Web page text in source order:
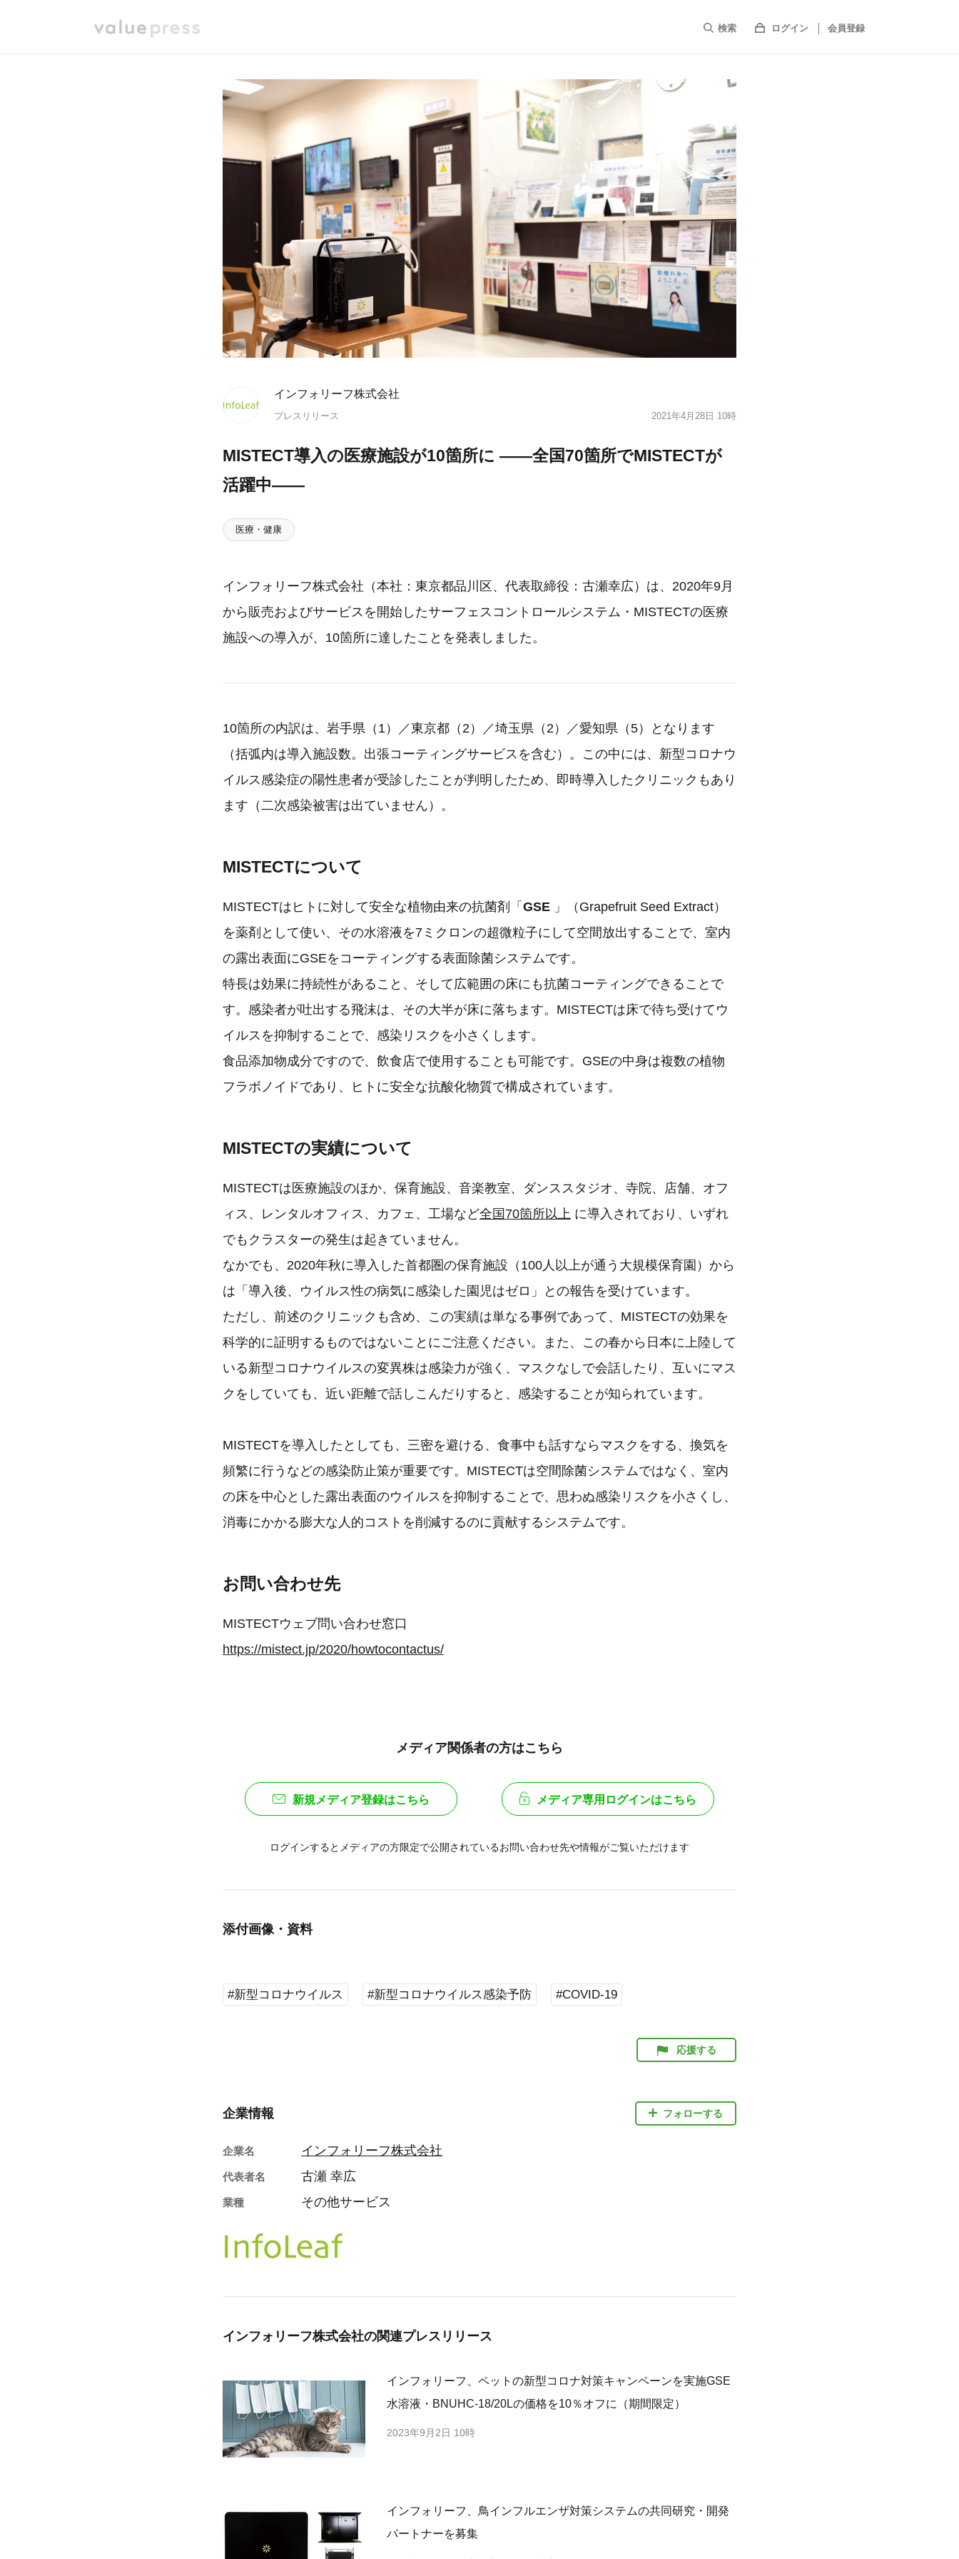
検索 ログイン 会員登録
インフォリーフ株式会社
プレスリリース 2021年4月28日 10時
MISTECT導入の医療施設が10箇所に ――全国70箇所でMISTECTが
活躍中――
医療・健康
インフォリーフ株式会社（本社：東京都品川区、代表取締役：古瀬幸広）は、2020年9月
から販売およびサービスを開始したサーフェスコントロールシステム・MISTECTの医療
施設への導入が、10箇所に達したことを発表しました。
10箇所の内訳は、岩手県（1）／東京都（2）／埼玉県（2）／愛知県（5）となります
（括弧内は導入施設数。出張コーティングサービスを含む）。この中には、新型コロナウ
イルス感染症の陽性患者が受診したことが判明したため、即時導入したクリニックもあり
ます（二次感染被害は出ていません）。
MISTECTについて
MISTECTはヒトに対して安全な植物由来の抗菌剤「 GSE 」（Grapefruit Seed Extract）
を薬剤として使い、その水溶液を7ミクロンの超微粒子にして空間放出することで、室内
の露出表面にGSEをコーティングする表面除菌システムです。
特長は効果に持続性があること、そして広範囲の床にも抗菌コーティングできることで
す。感染者が吐出する飛沫は、その大半が床に落ちます。MISTECTは床で待ち受けてウ
イルスを抑制することで、感染リスクを小さくします。
食品添加物成分ですので、飲食店で使用することも可能です。GSEの中身は複数の植物
フラボノイドであり、ヒトに安全な抗酸化物質で構成されています。
MISTECTの実績について
MISTECTは医療施設のほか、保育施設、音楽教室、ダンススタジオ、寺院、店舗、オフ
ィス、レンタルオフィス、カフェ、工場など全国70箇所以上 に導入されており、いずれ
でもクラスターの発生は起きていません。
なかでも、2020年秋に導入した首都圏の保育施設（100人以上が通う大規模保育園）から
は「導入後、ウイルス性の病気に感染した園児はゼロ」との報告を受けています。
ただし、前述のクリニックも含め、この実績は単なる事例であって、MISTECTの効果を
科学的に証明するものではないことにご注意ください。また、この春から日本に上陸して
いる新型コロナウイルスの変異株は感染力が強く、マスクなしで会話したり、互いにマス
クをしていても、近い距離で話しこんだりすると、感染することが知られています。
MISTECTを導入したとしても、三密を避ける、食事中も話すならマスクをする、換気を
頻繁に行うなどの感染防止策が重要です。MISTECTは空間除菌システムではなく、室内
の床を中心とした露出表面のウイルスを抑制することで、思わぬ感染リスクを小さくし、
消毒にかかる膨大な人的コストを削減するのに貢献するシステムです。
お問い合わせ先
MISTECTウェブ問い合わせ窓口
https://mistect.jp/2020/howtocontactus/
メディア関係者の方はこちら
新規メディア登録はこちら メディア専用ログインはこちら
ログインするとメディアの方限定で公開されているお問い合わせ先や情報がご覧いただけます
添付画像・資料
#新型コロナウイルス #新型コロナウイルス感染予防 #COVID-19
応援する
企業情報 フォローする
企業名 インフォリーフ株式会社
代表者名 古瀬 幸広
業種 その他サービス
インフォリーフ株式会社の関連プレスリリース
インフォリーフ、ペットの新型コロナ対策キャンペーンを実施GSE
水溶液・BNUHC-18/20Lの価格を10％オフに（期間限定）
2023年9月2日 10時
インフォリーフ、鳥インフルエンザ対策システムの共同研究・開発
パートナーを募集